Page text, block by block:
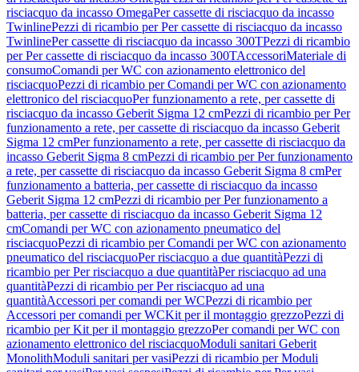
risciacquo da incasso OmegaPer cassette di risciacquo da incasso
TwinlinePezzi di ricambio per Per cassette di risciacquo da incasso
TwinlinePer cassette di risciacquo da incasso 300TPezzi di ricambio
per Per cassette di risciacquo da incasso 300TAccessoriMateriale di
consumoComandi per WC con azionamento elettronico del
risciacquoPezzi di ricambio per Comandi per WC con azionamento
elettronico del risciacquoPer funzionamento a rete, per cassette di
risciacquo da incasso Geberit Sigma 12 cmPezzi di ricambio per Per
funzionamento a rete, per cassette di risciacquo da incasso Geberit
Sigma 12 cmPer funzionamento a rete, per cassette di risciacquo da
incasso Geberit Sigma 8 cmPezzi di ricambio per Per funzionamento
a rete, per cassette di risciacquo da incasso Geberit Sigma 8 cmPer
funzionamento a batteria, per cassette di risciacquo da incasso
Geberit Sigma 12 cmPezzi di ricambio per Per funzionamento a
batteria, per cassette di risciacquo da incasso Geberit Sigma 12
cmComandi per WC con azionamento pneumatico del
risciacquoPezzi di ricambio per Comandi per WC con azionamento
pneumatico del risciacquoPer risciacquo a due quantitàPezzi di
ricambio per Per risciacquo a due quantitàPer risciacquo ad una
quantitàPezzi di ricambio per Per risciacquo ad una
quantitàAccessori per comandi per WCPezzi di ricambio per
Accessori per comandi per WCKit per il montaggio grezzoPezzi di
ricambio per Kit per il montaggio grezzoPer comandi per WC con
azionamento elettronico del risciacquoModuli sanitari Geberit
MonolithModuli sanitari per vasiPezzi di ricambio per Moduli